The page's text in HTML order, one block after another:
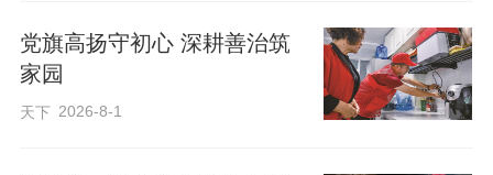
党旗高扬守初心 深耕善治筑
家园
天下 2026-8-1